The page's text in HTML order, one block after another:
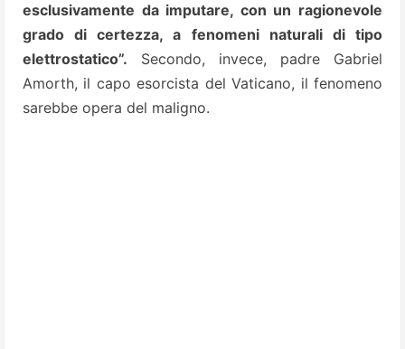
esclusivamente da imputare, con un ragionevole
grado di certezza, a fenomeni naturali di tipo
elettrostatico”. Secondo, invece, padre Gabriel
Amorth, il capo esorcista del Vaticano, il fenomeno
sarebbe opera del maligno.